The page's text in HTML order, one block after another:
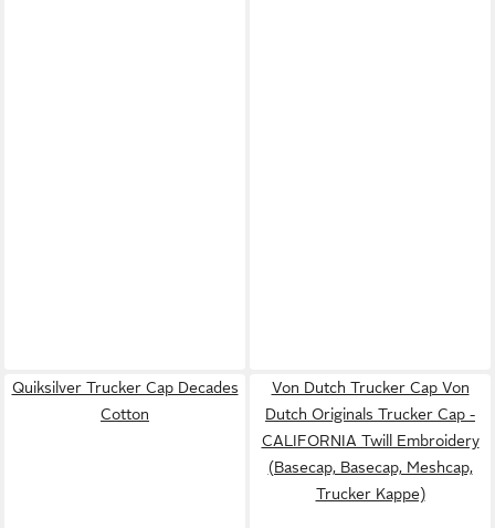
Quiksilver Trucker Cap Decades
Cotton
Von Dutch Trucker Cap Von
Dutch Originals Trucker Cap -
CALIFORNIA Twill Embroidery
(Basecap, Basecap, Meshcap,
Trucker Kappe)